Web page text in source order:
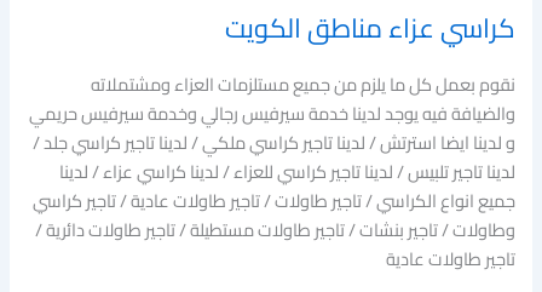
كراسي عزاء مناطق الكويت
نقوم بعمل كل ما يلزم من جميع مستلزمات العزاء ومشتملاته
والضيافة فيه يوجد لدينا خدمة سيرفيس رجالي وخدمة سيرفيس حريمي
و لدينا ايضا استرتش / لدينا تاجير كراسي ملكي / لدينا تاجير كراسي جلد /
لدينا تاجير تلبيس / لدينا تاجير كراسي للعزاء / لدينا كراسي عزاء / لدينا
جميع انواع الكراسي / تاجير طاولات / تاجير طاولات عادية / تاجير كراسي
وطاولات / تاجير بنشات / تاجير طاولات مستطيلة / تاجير طاولات دائرية /
تاجير طاولات عادية